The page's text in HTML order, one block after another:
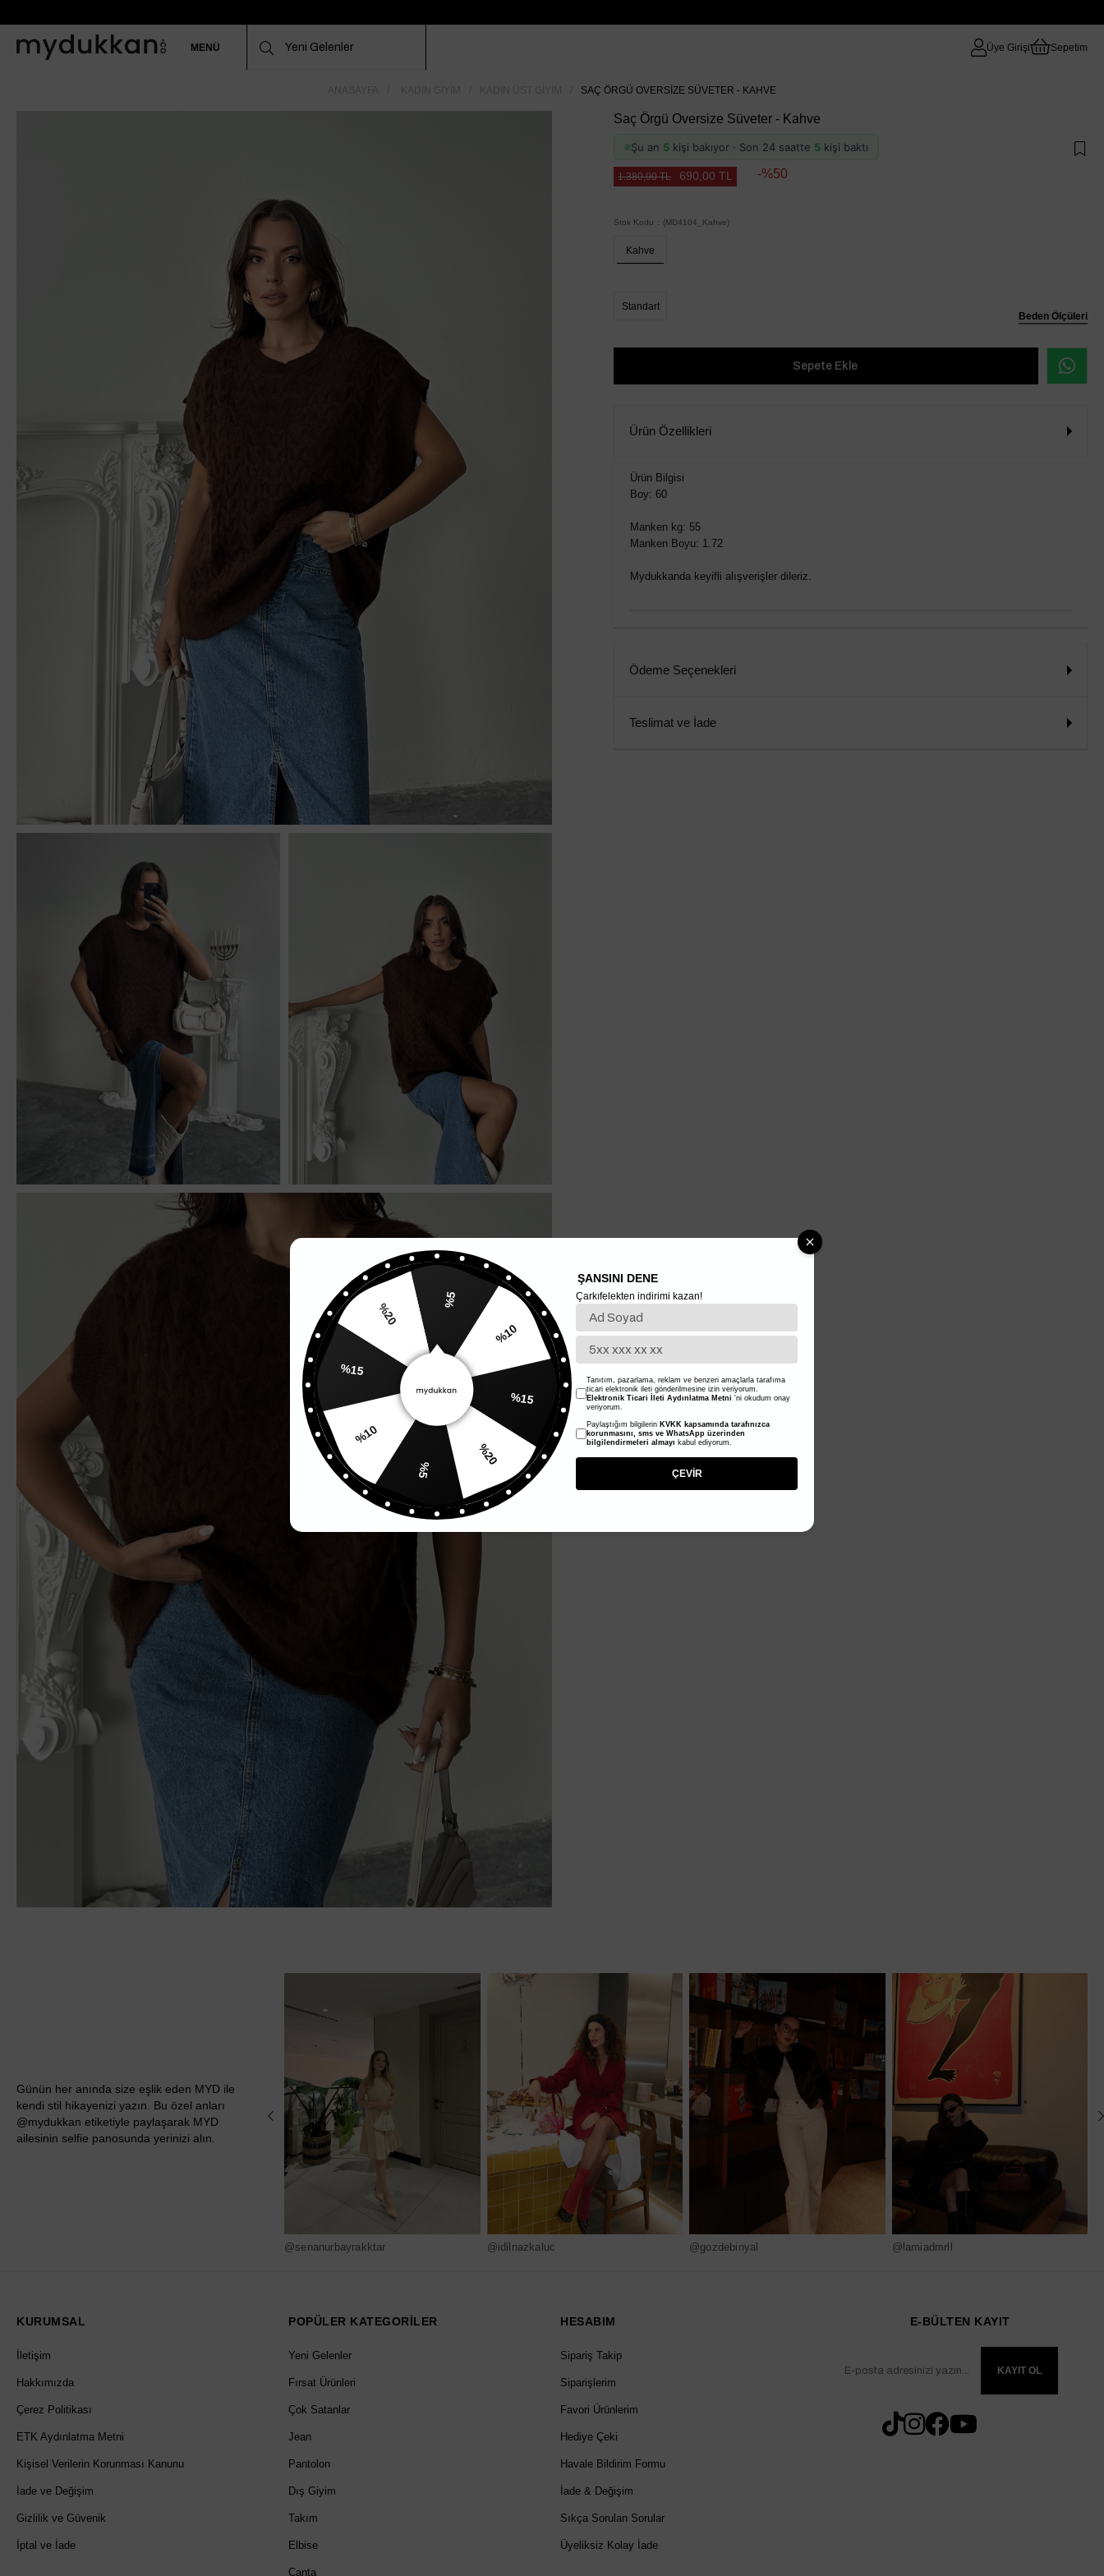
MENÜ Üye Girişi Sepetim
SAÇ ÖRGÜ OVERSIZE SÜVETER - KAHVE
Saç Örgü Oversize Süveter - Kahve
Şu an 5 kişi bakıyor · Son 24 saatte 5 kişi baktı
1.380,00 TL 690,00 TL 50
Stok Kodu (MD4104_Kahve)
Beden Ölçüleri
Kahve
Standart
Ürün Özellikleri
Ürün Bilgisi
Boy: 60
Manken kg: 55
Manken Boyu: 1.72
Mydukkanda keyifli alışverişler dileriz.
Ödeme Seçenekleri
Teslimat ve İade
Günün her anında size eşlik eden MYD ile
kendi stil hikayenizi yazın. Bu özel anları
@mydukkan etiketiyle paylaşarak MYD
ailesinin selfie panosunda yerinizi alın.
@senanurbayrakktar @idilnazkaluc @gozdebinyal @lamiadmrll
KURUMSAL
İletişim
Hakkımızda
Çerez Politikası
ETK Aydınlatma Metni
Kişisel Verilerin Korunması Kanunu
İade ve Değişim
Gizlilik ve Güvenik
İptal ve İade
POPÜLER KATEGORİLER
Yeni Gelenler
Fırsat Ürünleri
Çok Satanlar
Jean
Pantolon
Dış Giyim
Takım
Elbise
Çanta
HESABIM
Sipariş Takip
Siparişlerim
Favori Ürünlerim
Hediye Çeki
Havale Bildirim Formu
İade & Değişim
Sıkça Sorulan Sorular
Üyeliksiz Kolay İade
E-BÜLTEN KAYIT
KAYIT OL
%5
%10
%20
%5
%10
%20
ŞANSINI DENE
Çarkıfelekten indirimi kazan!
Tanıtım, pazarlama, reklam ve benzeri amaçlarla tarafıma
ticari elektronik ileti gönderilmesine izin veriyorum.
Elektronik Ticari İleti Aydınlatma Metni 'ni okudum onay
veriyorum.
Paylaştığım bilgilerin KVKK kapsamında tarafınızca
korunmasını, sms ve WhatsApp üzerinden
bilgilendirmeleri almayı kabul ediyorum.
ÇEVİR